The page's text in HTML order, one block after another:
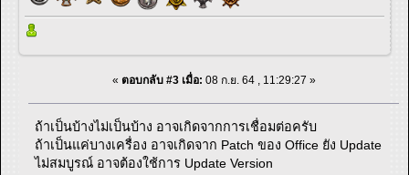
« ตอบกลับ #3 เมื่อ: 08 ก.ย. 64 , 11:29:27 »
ถ้าเป็นบ้างไม่เป็นบ้าง อาจเกิดจากการเชื่อมต่อครับ
ถ้าเป็นแค่บางเครื่อง อาจเกิดจาก Patch ของ Office ยัง Update
ไม่สมบูรณ์ อาจต้องใช้การ Update Version